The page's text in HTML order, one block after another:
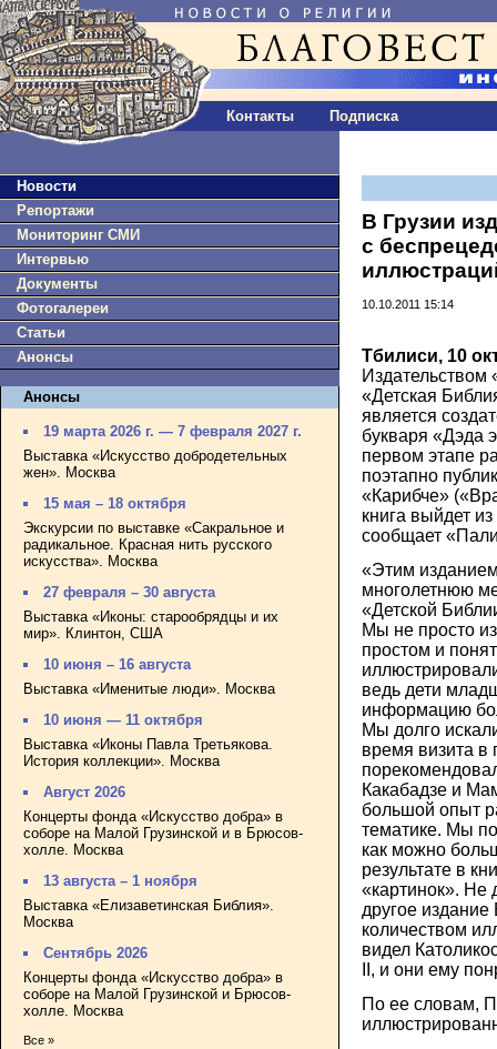
Контакты Подписка
Новости
Репортажи
Мониторинг СМИ
Интервью
Документы
Фотогалереи
Статьи
Анонсы
Анонсы
19 марта 2026 г. — 7 февраля 2027 г.
Выставка «Искусство добродетельных
жен». Москва
15 мая – 18 октября
Экскурсии по выставке «Сакральное и
радикальное. Красная нить русского
искусства». Москва
27 февраля – 30 августа
Выставка «Иконы: старообрядцы и их
мир». Клинтон, США
10 июня – 16 августа
Выставка «Именитые люди». Москва
10 июня — 11 октября
Выставка «Иконы Павла Третьякова.
История коллекции». Москва
Август 2026
Концерты фонда «Искусство добра» в
соборе на Малой Грузинской и в Брюсов-
холле. Москва
13 августа – 1 ноября
Выставка «Елизаветинская Библия».
Москва
Сентябрь 2026
Концерты фонда «Искусство добра» в
соборе на Малой Грузинской и Брюсов-
холле. Москва
Все »
В Грузии
с
10.10.2011 15:14
Тбилиси, 10
«Детская
является
букваря «Дэда
первом этапе
поэтапно
«Карибче»
книга выйдет
сообщает
«Этим
многолетнюю
«Детской
Мы не просто
простом и
ведь дети
информацию
Мы долго
время визита в
Какабадзе и
большой опыт
тематике. Мы
как можно
результате в
«картинок». Не
другое
количеством
видел
II, и они ему
По ее словам,